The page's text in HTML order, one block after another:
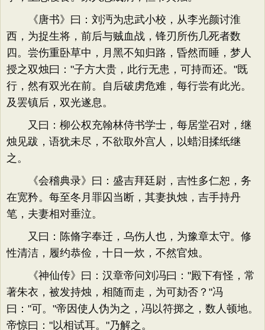
《唐书》曰：刘沔为忠武小校，从李光颜讨淮
西，为捉生将，前后与贼血战，锋刃所伤几死者数
四。尝伤重卧草中，月黑不知归路，昏然而睡，梦人
授之双烛曰："子方大贵，此行无患，可持而还。"既
行，然有双光在前。自后破虏危难，每行尝有此光。
及罢镇后，双光遂息。
又曰：柳公权充翰林侍书学士，每居堂召对，继
烛见跋，语犹未尽，不欲取外宫人，以蜡泪揉纸继
之。
《会稽典录》曰：盛吉拜廷尉，吉性多仁恕，务
在宽矜。每至冬月罪囚当断，其妻执烛，吉手持丹
笔，夫妻相对垂泣。
又曰：陈脩字奉迁，乌伤人也，为豫章太守。修
性清洁，履约恭俭，十日一炊，不然官烛。
《神仙传》曰：汉章帝问刘冯曰："殿下有怪，常
著朱衣，被发持烛，相随而走，为可劾否？"冯
曰："可。"帝因使人伪为之，冯以符掷之，数人顿地。
帝惊曰："以相试耳。"乃解之。